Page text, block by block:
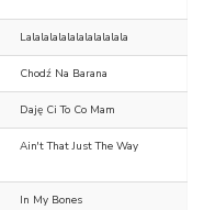
Lalalalalalalalalalalala
Chodź Na Barana
Daję Ci To Co Mam
Ain't That Just The Way
In My Bones